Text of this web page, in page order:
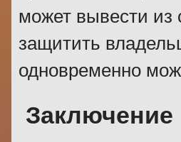
может вывести из
защитить
одновременно
Заключение